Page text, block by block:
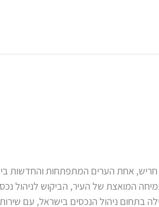
חריש, אחת הערים המתפתחות והחדשות
המואצת של העיר, הביקוש לניהול
בתחום ניהול הנכסים בישראל, עם